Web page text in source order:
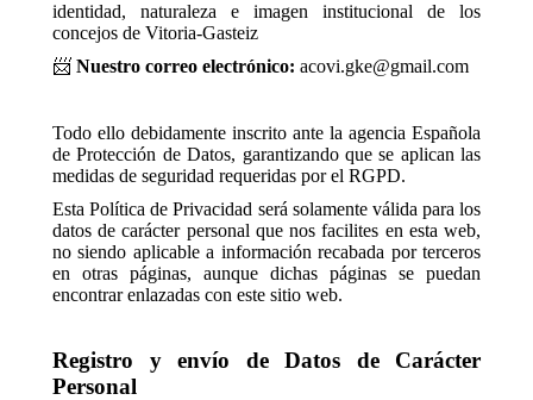
identidad, naturaleza e imagen institucional de los
concejos de Vitoria-Gasteiz
📨 Nuestro correo electrónico: acovi.gke@gmail.com
Todo ello debidamente inscrito ante la agencia Española
de Protección de Datos, garantizando que se aplican las
medidas de seguridad requeridas por el RGPD.
Esta Política de Privacidad será solamente válida para los
datos de carácter personal que nos facilites en esta web,
no siendo aplicable a información recabada por terceros
en otras páginas, aunque dichas páginas se puedan
encontrar enlazadas con este sitio web.
Registro y envío de Datos de Carácter
Personal